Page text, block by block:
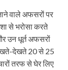
वाले अफसरों पर
से भरोसा करते
उन धूर्त अफसरों
देखते 20 से 25
तरफ से घेर लिए